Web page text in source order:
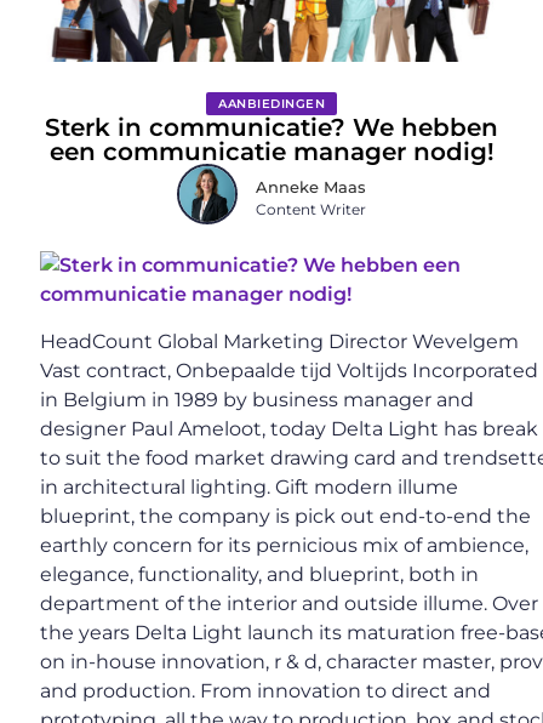
AANBIEDINGEN
Sterk in communicatie? We hebben
een communicatie manager nodig!
Anneke Maas
Content Writer
HeadCount Global Marketing Director Wevelgem
Vast contract, Onbepaalde tijd Voltijds Incorporated
in Belgium in 1989 by business manager and
designer Paul Ameloot, today Delta Light has break
to suit the food market drawing card and
in architectural lighting. Gift modern illume
blueprint, the company is pick out end-to-end the
earthly concern for its pernicious mix of ambience,
elegance, functionality, and blueprint, both in
department of the interior and outside illume. Over
the years Delta Light launch its maturation free-
on in-house innovation, r & d, character master,
and production. From innovation to direct and